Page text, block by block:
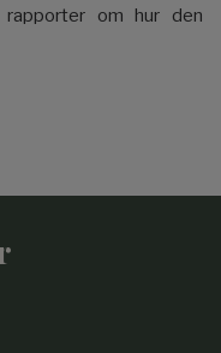
rapporter om hur den